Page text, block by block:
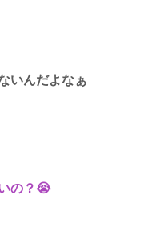
いんだよなぁ
の？😭